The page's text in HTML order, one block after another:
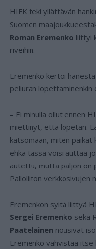
HIFK teki yllättävän
Suomen
Roman Eremenko liittyi
riveihin.
Eremenko kertoi
peliuran lopettaminenkin
– Ei minulla ollut ennen
miettinyt, että lopetan.
katsomaan, miten paikat
ehkä tässä voisi auttaa
autettu, mutta paljon on
Palloliiton verkkosivujen
Eremenkon syitä liittyä
Sergei Eremenko sekä
Paatelainen nousivat
Eremenko vahvistaa